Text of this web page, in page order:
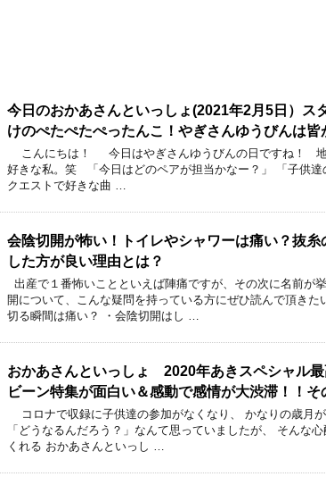
今日のおかあさんといっしょ(2021年2月5日）ス
けのぺたぺたぺったんこ！やぎさんゆうびんは皆
こんにちは！ 今日はやぎさんゆうびんの日ですね！ 地
好きな私。笑 「今日はどのペアが担当かなー？」 「子供達
クエストで好きな曲 …
会陰切開が怖い！トイレやシャワーは痛い？抜糸
した方が良い理由とは？
出産で１番怖いことといえば陣痛ですが、その次に名前が
開について、こんな疑問を持っている方にぜひ読んで頂き
切る瞬間は痛い？ ・会陰切開はし …
おかあさんといっしょ 2020年あきスペシャル
ビーン特集が面白い＆感動で感情が大渋滞！！そ
コロナで収録に子供達の参加がなくなり、 かなりの歳
「どうなるんだろう？」なんて思っていましたが、 そんな
くれる おかあさんといっし …